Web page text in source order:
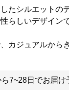
たシルエットの
らしいデザイン
カジュアルから
7~28日でお届け